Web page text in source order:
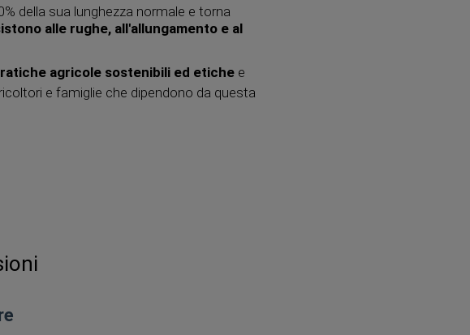
della sua lunghezza normale e torna
alle rughe, all'allungamento e al
agricole sostenibili ed etiche e
e famiglie che dipendono da questa